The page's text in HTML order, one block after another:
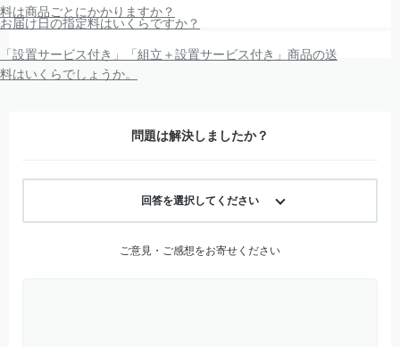
料は商品ごとにかかりますか？
お届け日の指定料はいくらですか？
「設置サービス付き」「組立＋設置サービス付き」商品の送
料はいくらでしょうか。
問題は解決しましたか？
回答を選択してください
ご意見・ご感想をお寄せください